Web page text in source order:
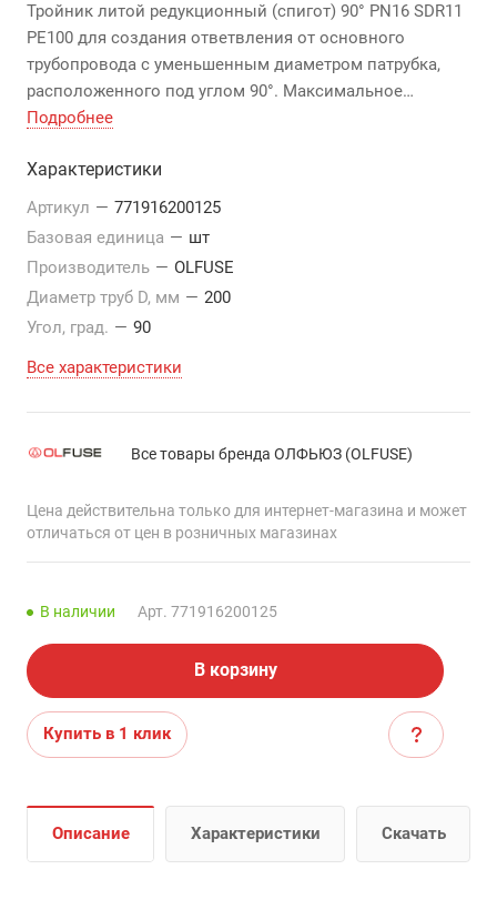
Тройник литой редукционный (спигот) 90° PN16 SDR11
PE100 для создания ответвления от основного
трубопровода с уменьшенным диаметром патрубка,
расположенного под углом 90°. Максимальное
давление 1,6 МПа.
Подробнее
Характеристики
Артикул — 771916200125
Базовая единица — шт
Производитель — OLFUSE
Диаметр труб D, мм — 200
Угол, град. — 90
Все характеристики
Все товары бренда ОЛФЬЮЗ (OLFUSE)
Цена действительна только для интернет-магазина и может
отличаться от цен в розничных магазинах
В наличии Арт. 771916200125
В корзину
Купить в 1 клик
Описание Характеристики Скачать